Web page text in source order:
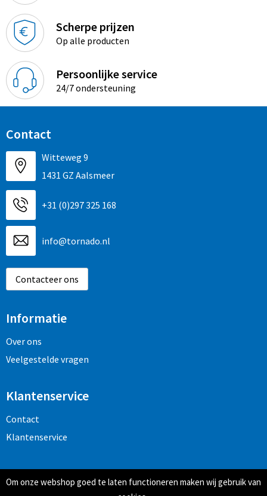
Scherpe prijzen
Op alle producten
Persoonlijke service
24/7 ondersteuning
Contact
Witteweg 9
1431 GZ Aalsmeer
+31 (0)297 325 168
info@tornado.nl
Contacteer ons
Informatie
Over ons
Veelgestelde vragen
Klantenservice
Contact
Klantenservice
Veilig winkelen
Om onze webshop goed te laten functioneren maken wij gebruik van